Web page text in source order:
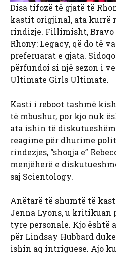
Disa tifozë të gjatë të
kastit origjinal, ata kurrë
rindizje. Fillimisht,
Rhony: Legacy, që do të
preferuarat e gjata.
përfundoi si një sezon i
Ultimate Girls Ultimate.
Kasti i reboot tashmë
të mbushur, por kjo nuk
ata ishin të
reagime për dhurime
rindezjes, “shoqja e”
menjëherë e
saj Scientology.
Anëtarë të shumtë të
Jenna Lyons, u kritikuan
tyre personale. Kjo është
për Lindsay Hubbard
ishin aq intriguese. Ajo